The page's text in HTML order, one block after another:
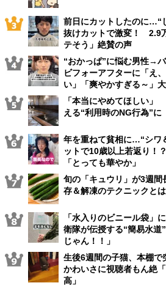
前日にカットしたのに…“
抜けカットで激変！ 2.9
テそう」絶賛の声
“おかっぱ”に悩む男性→
ビフォーアフターに「え
い」「爽やかすぎる～」
「本当にやめてほしい
える“利用時のNG行為”に
年を重ねて貧相に…“シワ
ットで10歳以上若返り！
「とっても華やか」
旬の「キュウリ」が3週
存＆解凍のテクニックとは
「水入りのビニール袋
衛隊が伝授する“簡易水道
じゃん！！」
生後6週間の子猫、本棚
かわいさに視聴者もん絶
高」